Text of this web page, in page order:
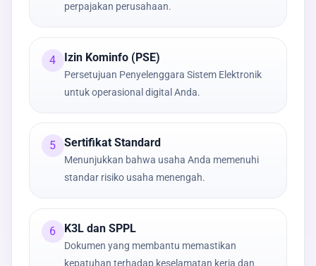
perpajakan perusahaan.
4 Izin Kominfo (PSE)
Persetujuan Penyelenggara Sistem Elektronik
untuk operasional digital Anda.
5 Sertifikat Standard
Menunjukkan bahwa usaha Anda memenuhi
standar risiko usaha menengah.
6 K3L dan SPPL
Dokumen yang membantu memastikan
kepatuhan terhadap keselamatan kerja dan